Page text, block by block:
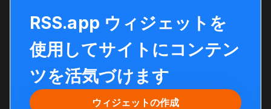
RSS.app ウィジェットを
使用してサイトにコンテン
ツを活気づけます
ウィジェットの作成